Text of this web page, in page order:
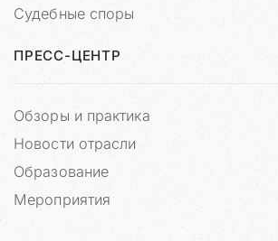
Судебные споры
ПРЕСС-ЦЕНТР
Обзоры и практика
Новости отрасли
Образование
Мероприятия
П
и
д
н
о
г
К